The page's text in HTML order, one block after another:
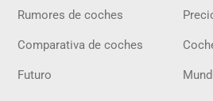
Rumores de coches
Comparativa de coches
Futuro